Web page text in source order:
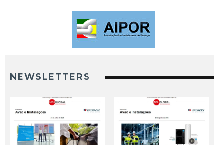
NEWSLETTERS